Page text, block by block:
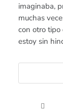
imaginaba,
muchas
con otro tipo
estoy sin
